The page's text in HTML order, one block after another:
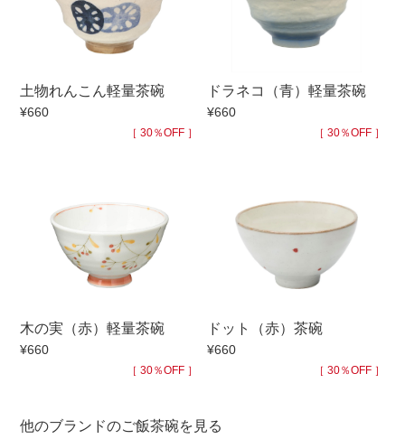
土物れんこん軽量茶碗
¥660
［ 30％OFF ］
ドラネコ（青）軽量茶碗
¥660
［ 30％OFF ］
木の実（赤）軽量茶碗
¥660
［ 30％OFF ］
ドット（赤）茶碗
¥660
［ 30％OFF ］
他のブランドのご飯茶碗を見る